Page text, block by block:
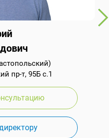
пр-т, 95Б с.1